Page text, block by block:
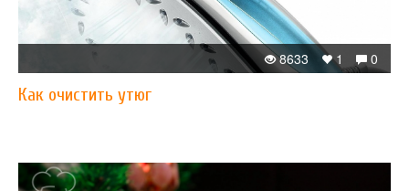
0
1
8633
Как очистить утюг